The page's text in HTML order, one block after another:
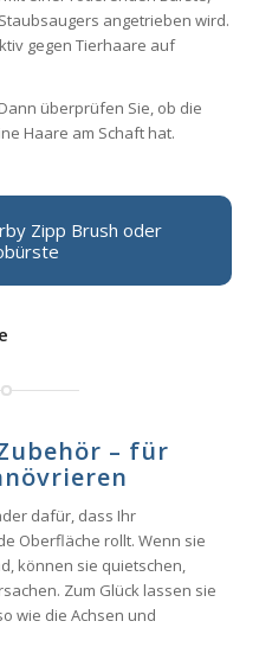
angetrieben wird.
gegen Tierhaare auf
überprüfen Sie, ob die
Haare am Schaft hat.
Zipp Brush oder
– für
dafür, dass Ihr
Oberfläche rollt. Wenn sie
können sie quietschen,
Zum Glück lassen sie
wie die Achsen und